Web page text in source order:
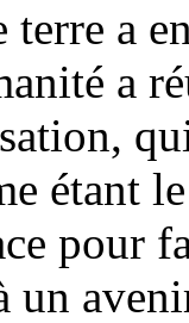
terre a
a
étant
pour
un